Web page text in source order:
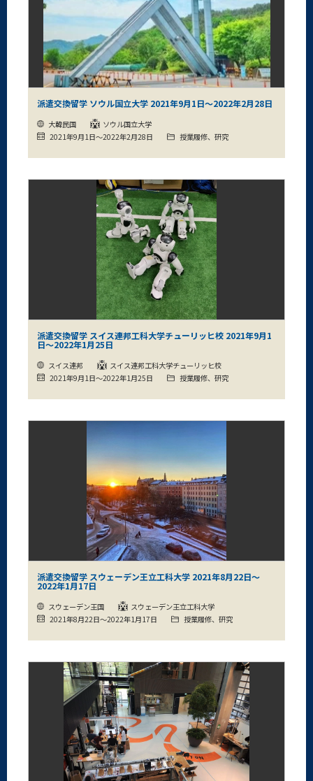
派遣交換留学 ソウル国立大学 2021年9月1日～2022年2月28日
大韓民国
ソウル国立大学
2021年9月1日～2022年2月28日
授業履修、研究
派遣交換留学 スイス連邦工科大学チューリッヒ校 2021年9月1
日～2022年1月25日
スイス連邦
スイス連邦工科大学チューリッヒ校
2021年9月1日～2022年1月25日
授業履修、研究
派遣交換留学 スウェーデン王立工科大学 2021年8月22日～
2022年1月17日
スウェーデン王国
スウェーデン王立工科大学
2021年8月22日～2022年1月17日
授業履修、研究